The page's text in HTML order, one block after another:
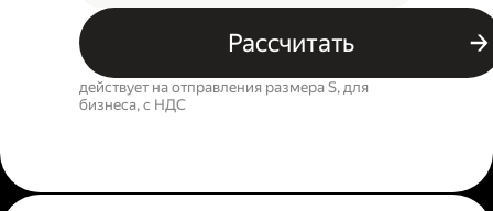
Рассчитать
действует на отправления размера S, для
бизнеса, c НДС